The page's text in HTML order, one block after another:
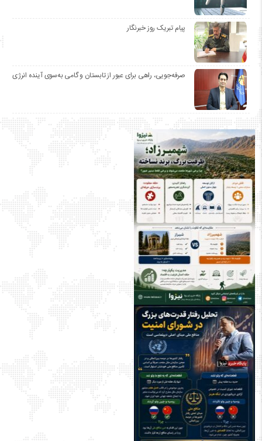
پیام تبریک روز خبرنگار
صرفه‌جویی، راهی برای عبور از تابستان و گامی به‌سوی آینده انرژی